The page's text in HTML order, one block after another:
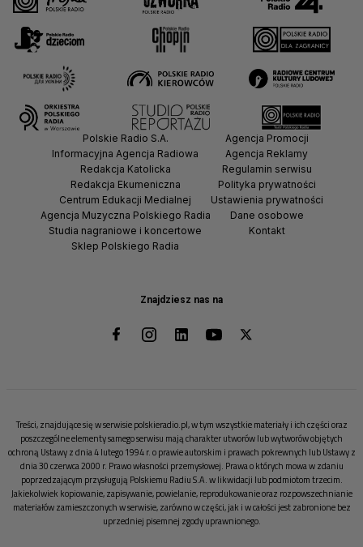
Znajdziesz nas na
Polskie Radio S.A.
Informacyjna Agencja Radiowa
Redakcja Katolicka
Redakcja Ekumeniczna
Centrum Edukacji Medialnej
Agencja Muzyczna Polskiego Radia
Studia nagraniowe i koncertowe
Sklep Polskiego Radia
Agencja Promocji
Agencja Reklamy
Regulamin serwisu
Polityka prywatności
Ustawienia prywatności
Dane osobowe
Kontakt
Treści, znajdujące się w serwisie polskieradio.pl, w tym wszystkie materiały i ich części oraz
poszczególne elementy samego serwisu mają charakter utworów lub wytworów objętych
ochroną Ustawy z dnia 4 lutego 1994 r. o prawie autorskim i prawach pokrewnych lub Ustawy z
dnia 30 czerwca 2000 r. Prawo własności przemysłowej. Prawa o których mowa w zdaniu
poprzedzającym przysługują Polskiemu Radiu S.A. w likwidacji lub podmiotom trzecim.
Jakiekolwiek kopiowanie, zapisywanie, powielanie, reprodukowanie oraz rozpowszechnianie
materiałów zamieszczonych w serwisie, zarówno w części, jak i w całości jest zabronione bez
uprzedniej pisemnej zgody uprawnionego.